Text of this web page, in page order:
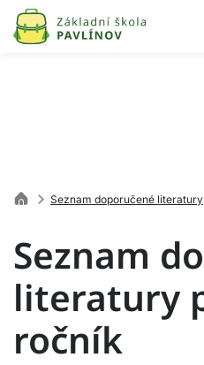
Seznam doporučené literatury
Seznam
literatury
ročník